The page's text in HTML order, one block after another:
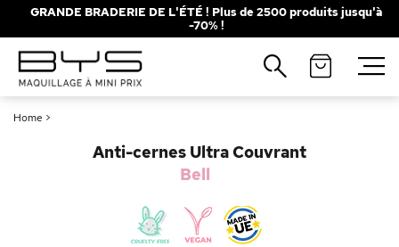
GRANDE BRADERIE DE L'ÉTÉ ! Plus de 2500 produits jusqu'à
-70% !
Home >
Anti-cernes Ultra Couvrant
Bell
Fermer
Recherches populaires
Rouge à Lèvres